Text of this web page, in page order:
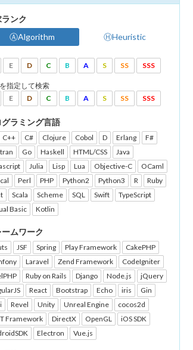
ンク
ⒶAlgorithm
ⒽHeuristic
E D C B A S SS SSS
指定して検索
E D C B A S SS SSS
グラミング言語
C++ C# Clojure Cobol D Erlang
F#
Go Haskell HTML/CSS
Java
Julia Lisp Lua Objective-C
OCaml
Perl PHP Python2 Python3 R
Ruby
Scala Scheme SQL Swift
TypeScript
Basic
Kotlin
ームワーク
JSF Spring Play Framework
CakePHP
Laravel Zend Framework
CodeIgniter
Ruby on Rails Django Node.js
jQuery
React Bootstrap Echo iris
Gin
Revel Unity Unreal Engine
cocos2d
Framework
DirectX OpenGL
iOS SDK
Electron Vue.js